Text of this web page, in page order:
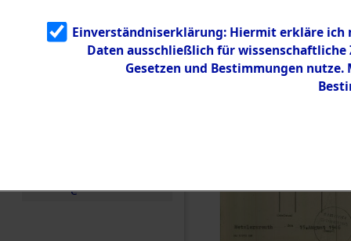
g
5.3.3
Todesmärsch
e
Einverständniserklärung: Hiermit erkläre ich
Daten ausschließlich für
Gesetzen und Bestimmungen